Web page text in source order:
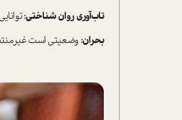
تاب‌آوری روان شناختی:
بحران: وضعیتی است